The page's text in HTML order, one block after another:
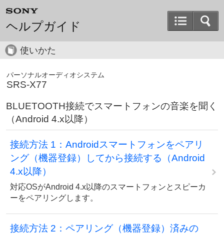
ヘルプガイド
使いかた
パーソナルオーディオシステム
SRS-X77
BLUETOOTH接続でスマートフォンの音楽を聞く
（Android 4.x以降）
接続方法 1：Androidスマートフォンをペアリ
ング（機器登録）してから接続する（Android
4.x以降）
対応OSがAndroid 4.x以降のスマートフォンとスピーカ
ーをペアリングします。
接続方法 2：ペアリング（機器登録）済みの